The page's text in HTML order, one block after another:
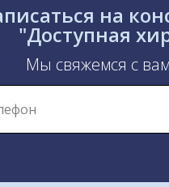
на
"Доступная
Мы свяжемся с